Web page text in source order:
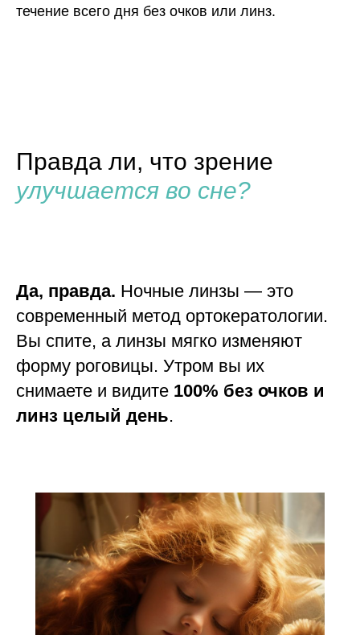
течение всего дня без очков или линз.
Правда ли, что зрение
улучшается во сне?
Да, правда. Ночные линзы — это
современный метод ортокератологии.
Вы спите, а линзы мягко изменяют
форму роговицы. Утром вы их
снимаете и видите 100% без очков и
линз целый день.